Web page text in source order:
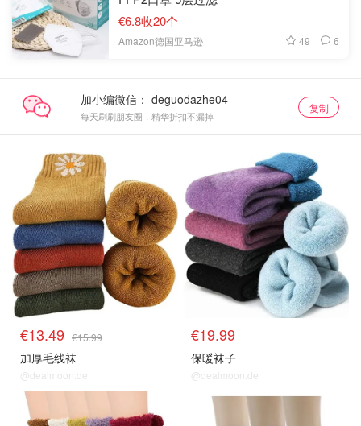
€6.8收20个
Amazon德国亚马逊 49 6
加小编微信：
每天刷刷朋友圈，精华折扣不漏掉
复制
€13.49 €15.99
加厚毛线袜
@dealmoon.de
€19.99
保暖袜子
@dealmoon.de